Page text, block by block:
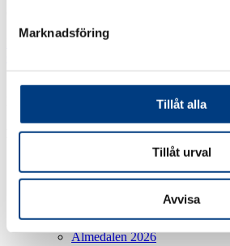
Marknadsföring
Tillåt alla
Tillåt urval
Avvisa
Följ oss
Kalendarium
Almedalen 2026